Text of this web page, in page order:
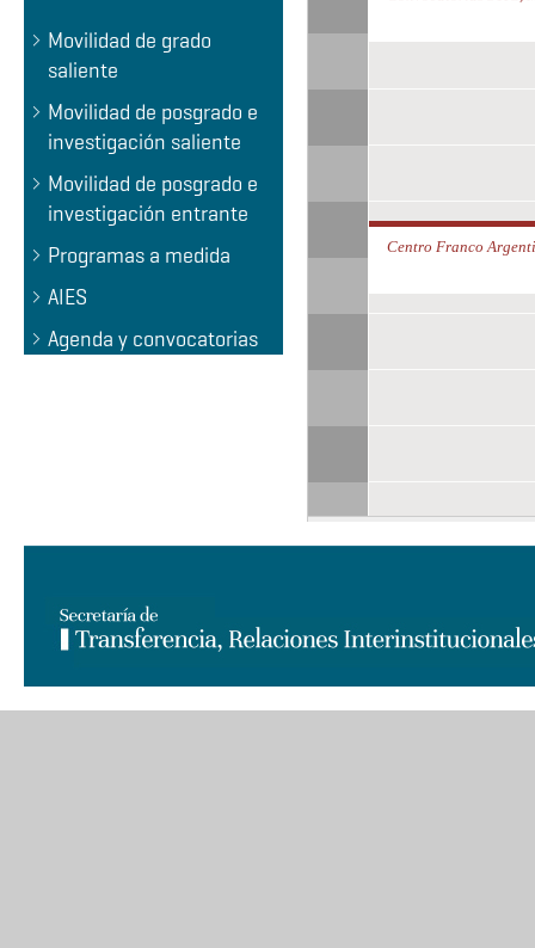
Movilidad de grado
saliente
Movilidad de posgrado e
investigación saliente
Movilidad de posgrado e
investigación entrante
Programas a medida
AIES
Agenda y convocatorias
Centro Franco